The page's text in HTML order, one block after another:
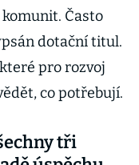
Často
dotační titul.
pro rozvoj
co potřebují.
tři